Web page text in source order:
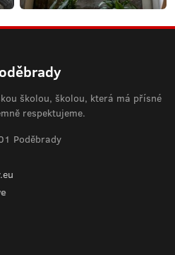
školou, školou, která má přísné
respektujeme.
Poděbrady